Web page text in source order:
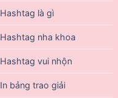
Hashtag là gì
Hashtag nha khoa
Hashtag vui nhộn
In bảng trao giải